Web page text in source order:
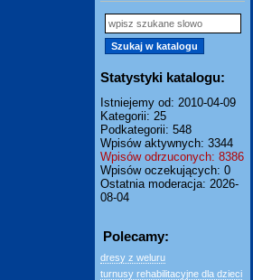
Statystyki katalogu:
Istniejemy od: 2010-04-09
Kategorii: 25
Podkategorii: 548
Wpisów aktywnych: 3344
Wpisów odrzuconych: 8386
Wpisów oczekujących: 0
Ostatnia moderacja: 2026-
08-04
Polecamy:
dresy z weluru
turnusy rehabilitacyjne dla dzieci